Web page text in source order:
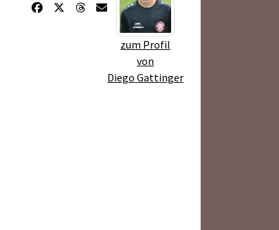
zum Profil
von
Diego Gattinger